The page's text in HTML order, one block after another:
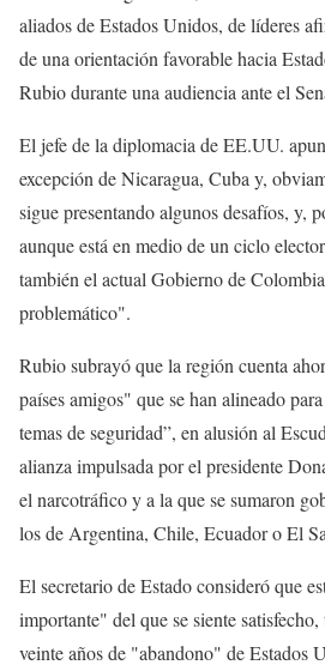
aliados de Estados Unidos, de líderes
de una orientación favorable hacia
Rubio durante una audiencia ante el
El jefe de la diplomacia de EE.UU.
excepción de Nicaragua, Cuba y,
sigue presentando algunos desafíos, y,
aunque está en medio de un ciclo
también el actual Gobierno de
problemático".
Rubio subrayó que la región cuenta
países amigos" que se han alineado
temas de seguridad”, en alusión al
alianza impulsada por el presidente
el narcotráfico y a la que se sumaron
los de Argentina, Chile, Ecuador o El
El secretario de Estado consideró que
importante" del que se siente
veinte años de "abandono" de Estados